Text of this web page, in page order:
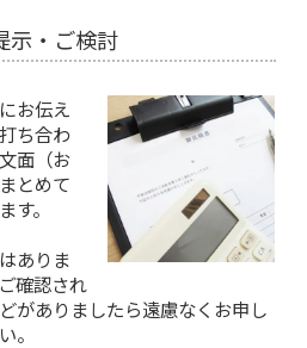
示・ご検討
お伝え
ち合わ
面（お
とめて
す。
ありま
確認され
がありましたら遠慮なくお申し
。